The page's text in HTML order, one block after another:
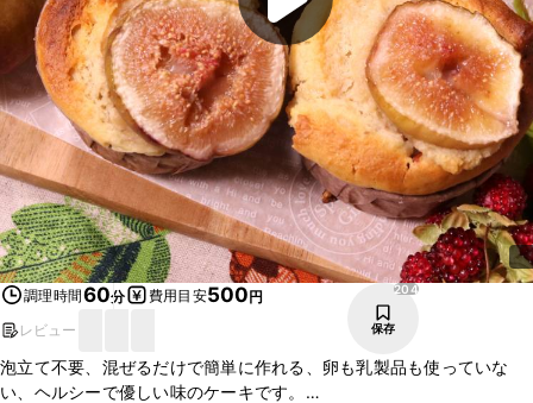
調理時間60分 費用目安500円
レビュー
204
保存
泡立て不要、混ぜるだけで簡単に作れる、卵も乳製品も使っていな
い、ヘルシーで優しい味のケーキです。